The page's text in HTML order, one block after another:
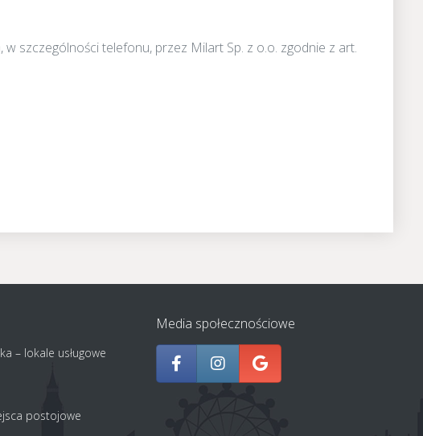
szczególności telefonu, przez Milart Sp. z o.o. zgodnie z art.
– lokale usługowe
postojowe
Media społecznościowe